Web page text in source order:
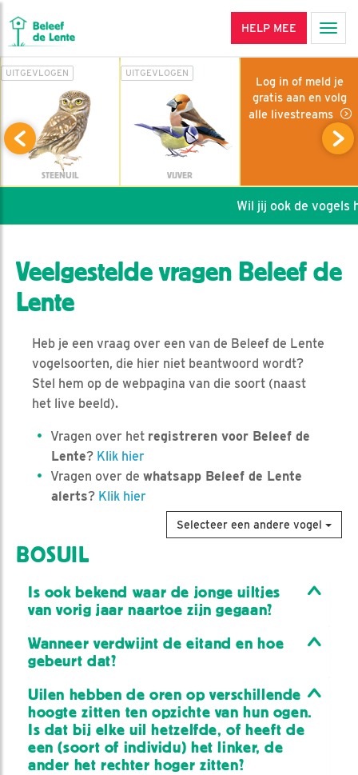
HELP MEE
UITGEVLOGEN
STEENUIL
UITGEVLOGEN
VIJVER
Log in of meld je
gratis aan en volg
alle livestreams
Wil jij ook de vogels
Veelgestelde vragen Beleef de
Lente
Heb je een vraag over een van de Beleef de Lente
vogelsoorten, die hier niet beantwoord wordt?
Stel hem op de webpagina van die soort (naast
het live beeld).
Vragen over het registreren voor Beleef de
Lente? Klik hier
Vragen over dewhatsapp Beleef de Lente
alerts? Klik hier
Selecteer een andere vogel
BOSUIL
Is ook bekend waar de jonge uiltjes
van vorig jaar naartoe zijn gegaan?
Wanneer verdwijnt de eitand en hoe
gebeurt dat?
Uilen hebben de oren op verschillende
hoogte zitten ten opzichte van hun ogen.
Is dat bij elke uil hetzelfde, of heeft de
een (soort of individu) het linker, de
ander het rechter hoger zitten?